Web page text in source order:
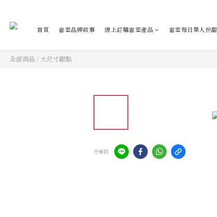
首頁 畬室品牌故事 線上訂購畬室產品 畬室每日單人份
全部商品 / 大尺寸甜點
分享到